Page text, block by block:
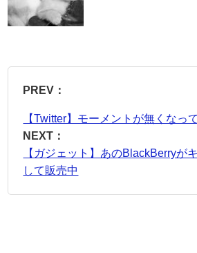
PREV：
【Twitter】モーメントが無くなっ
NEXT：
【ガジェット】あのBlackBerryが
して販売中